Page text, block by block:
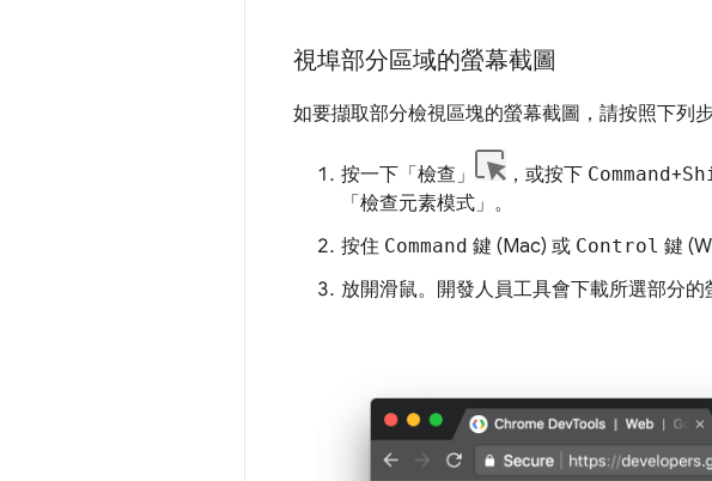
視埠部分區域的螢幕截圖
如要擷取部分檢視區塊的螢幕截圖，請按照下列
按一下「檢查」 ，或按下 Command+
「檢查元素模式」。
按住 Command 鍵 (Mac) 或 Control 鍵
放開滑鼠。開發人員工具會下載所選部分的